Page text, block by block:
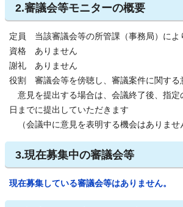
2.審議会等モニターの概要
定員 当該審議会等の所管課（事務局）によ
資格 ありません
謝礼 ありません
役割 審議会等を傍聴し、審議案件に関する
意見を提出する場合は、会議終了後、指定
日までに提出していただきます
（会議中に意見を表明する機会はありませ
3.現在募集中の審議会等
現在募集している審議会等はありません。